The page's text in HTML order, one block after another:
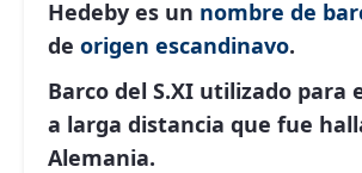
Hedeby es un nombre de
de origen escandinavo.
Barco del S.XI utilizado para
a larga distancia que fue
Alemania.